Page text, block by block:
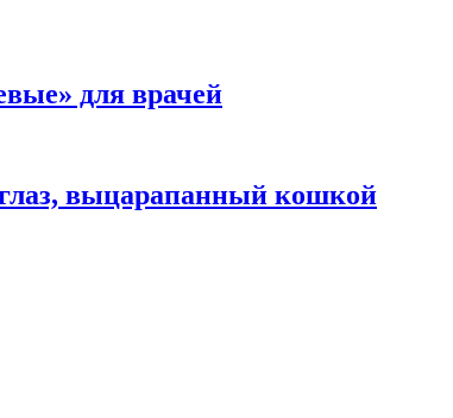
для врачей
выцарапанный кошкой